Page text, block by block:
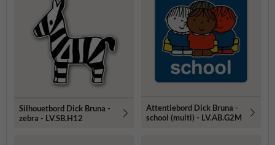
Silhouetbord Dick Bruna -
zebra - LV.SB.H12
Attentiebord Dick Bruna -
school (multi) - LV.AB.G2M